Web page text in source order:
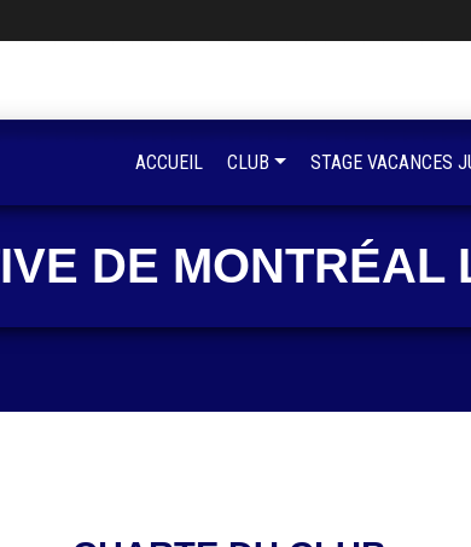
DE
ACCUEIL CLUB STAGE VACANCES